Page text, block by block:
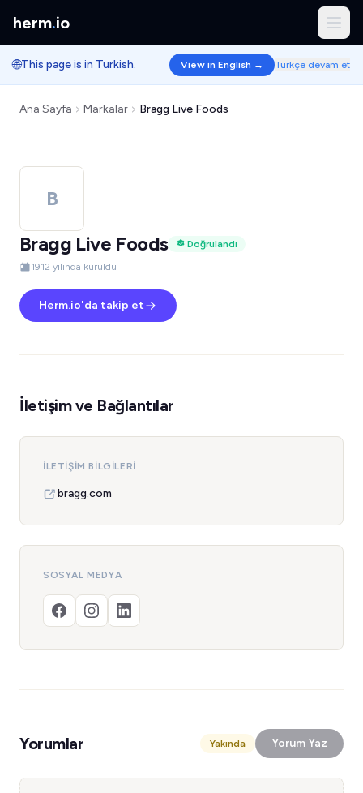
herm.io
🌐This page is in Turkish. View in English → Türkçe devam et
Ana Sayfa Markalar Bragg Live Foods
B
Bragg Live Foods
Doğrulandı
1912 yılında kuruldu
Herm.io'da takip et
İletişim ve Bağlantılar
İLETIŞIM BILGILERI
bragg.com
SOSYAL MEDYA
Yorumlar Yakında Yorum Yaz